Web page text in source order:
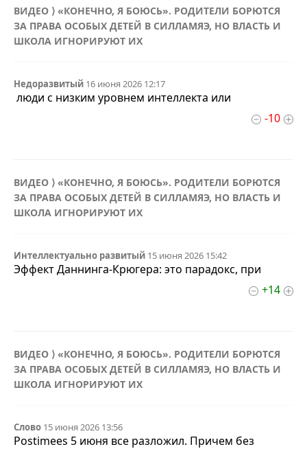
ВИДЕО ⟩ «КОНЕЧНО, Я БОЮСЬ». РОДИТЕЛИ БОРЮТСЯ
ЗА ПРАВА ОСОБЫХ ДЕТЕЙ В СИЛЛАМЯЭ, НО ВЛАСТЬ И
ШКОЛА ИГНОРИРУЮТ ИХ
Недоразвитый 16 июня 2026 12:17
люди с низким уровнем интеллекта или
-10
ВИДЕО ⟩ «КОНЕЧНО, Я БОЮСЬ». РОДИТЕЛИ БОРЮТСЯ
ЗА ПРАВА ОСОБЫХ ДЕТЕЙ В СИЛЛАМЯЭ, НО ВЛАСТЬ И
ШКОЛА ИГНОРИРУЮТ ИХ
Интеллектуально развитый 15 июня 2026 15:42
Эффект Даннинга-Крюгера: это парадокс, при
+14
ВИДЕО ⟩ «КОНЕЧНО, Я БОЮСЬ». РОДИТЕЛИ БОРЮТСЯ
ЗА ПРАВА ОСОБЫХ ДЕТЕЙ В СИЛЛАМЯЭ, НО ВЛАСТЬ И
ШКОЛА ИГНОРИРУЮТ ИХ
Слово 15 июня 2026 13:56
Postimees 5 июня все разложил. Причем без